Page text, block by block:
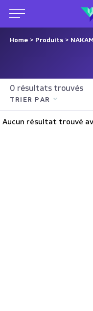
Home > Produits >
0 résultats trouvés
TRIER PAR
Aucun résultat trouvé